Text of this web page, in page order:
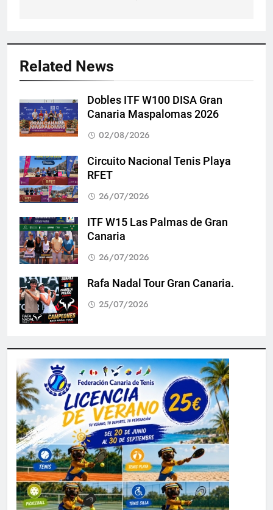
Related News
Dobles ITF W100 DISA Gran
Canaria Maspalomas 2026
02/08/2026
Circuito Nacional Tenis Playa
RFET
26/07/2026
ITF W15 Las Palmas de Gran
Canaria
26/07/2026
Rafa Nadal Tour Gran Canaria.
25/07/2026